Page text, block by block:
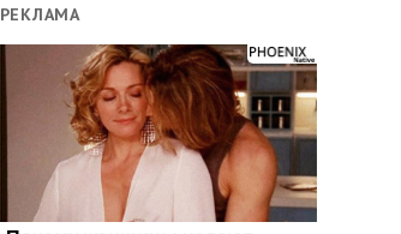
РЕКЛАМА